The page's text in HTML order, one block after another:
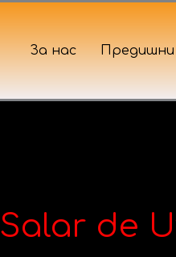
За нас
Salar de